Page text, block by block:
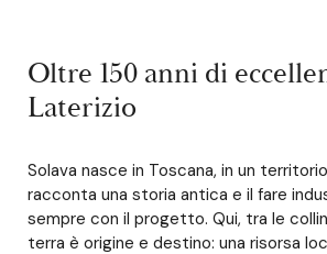
Oltre 150 anni di
Laterizio
Solava nasce in Toscana, in un
racconta una storia antica e il fare
sempre con il progetto. Qui, tra le
terra è origine e destino: una risorsa